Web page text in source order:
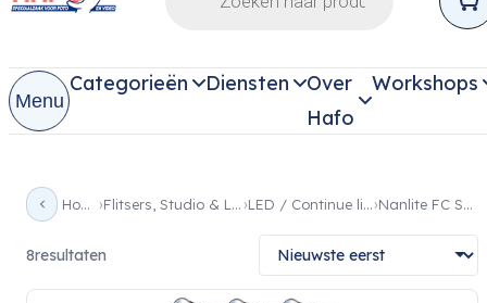
Menu
Categorieën Diensten
Over
Hafo
Workshops
Home Flitsers, Studio & Licht LED / Continue licht Nanlite FC Serie
8resultaten